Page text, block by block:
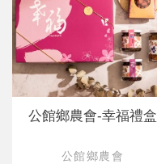
公館鄉農會-幸福禮盒
公館鄉農會